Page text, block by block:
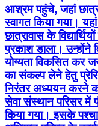
आश्रम पहुंचे, जहां
स्वागत किया गया।
छात्रावास के
प्रकाश डाला। उन्होंने
योग्यता विकसित कर
का संकल्प लेने हेतु
निरंतर अध्ययन करने
सेवा संस्थान परिसर में
किया गया। इसके